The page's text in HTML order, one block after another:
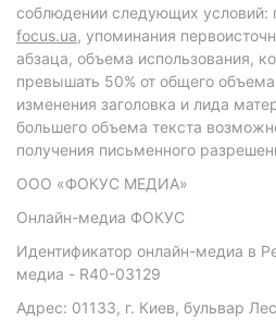
соблюдении следующих условий:
focus.ua, упоминания
абзаца, объема использования,
превышать 50% от общего объема
изменения заголовка и лида
большего объема текста
получения письменного
ООО «ФОКУС МЕДИА»
Онлайн-медиа ФОКУС
Идентификатор онлайн-медиа в
медиа - R40-03129
Адрес: 01133, г. Киев, бульвар